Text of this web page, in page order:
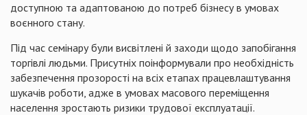
доступною та адаптованою до потреб бізнесу в умовах
воєнного стану.
Під час семінару були висвітлені й заходи щодо запобігання
торгівлі людьми. Присутніх поінформували про необхідність
забезпечення прозорості на всіх етапах працевлаштування
шукачів роботи, адже в умовах масового переміщення
населення зростають ризики трудової експлуатації.